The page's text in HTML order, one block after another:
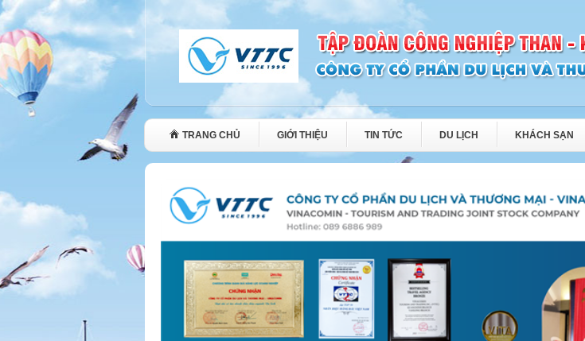
TRANG CHỦ GIỚI THIỆU TIN TỨC DU LỊCH KHÁCH SẠN